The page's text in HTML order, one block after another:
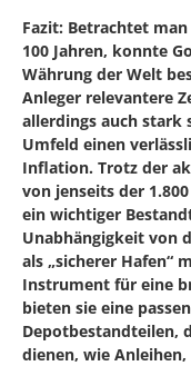
Fazit: Betrachtet
100 Jahren, konnte
Währung der Welt
Anleger relevantere
allerdings auch stark
Umfeld einen
Inflation. Trotz der
von jenseits der
ein wichtiger
Unabhängigkeit von
als „sicherer Hafen“
Instrument für eine
bieten sie eine
Depotbestandteilen,
dienen, wie